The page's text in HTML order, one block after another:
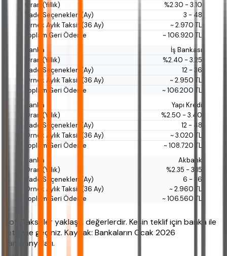
%2.30 - 3.10
3 - 48
~ 2.970 TL
~ 106.920 TL
İş Bankası
%2.40 - 3.25
12 - 36
~ 2.950 TL
~ 106.200 TL
Yapı Kredi
%2.50 - 3.40
12 - 48
~ 3.020 TL
~ 108.720 TL
Akbank
%2.35 - 3.15
6 - 36
~ 2.960 TL
~ 106.560 TL
Not: Taksitler yaklaşık değerlerdir. Kesin teklif için banka ile
iletişime geçiniz. Kaynak: Bankaların Ocak 2026
kampanyaları.